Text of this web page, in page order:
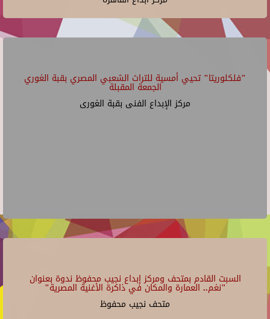
"فلكلوريتا" تحيي أمسية للتراث الشعبي المصري بقبة الغوري
الجمعة المقبلة
مركز الإبداع الفنى بقبة الغورى
السبت القادم بمتحف ومركز إبداع نجيب محفوظ ندوة بعنوان
"نغم.. العمارة والمكان في ذاكرة الأغنية المصرية"
متحف نجيب محفوظ